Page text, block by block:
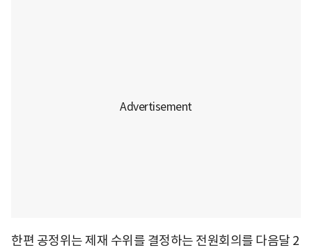
한편 공정위는 제재 수위를 결정하는 전원회의를 다음달 2